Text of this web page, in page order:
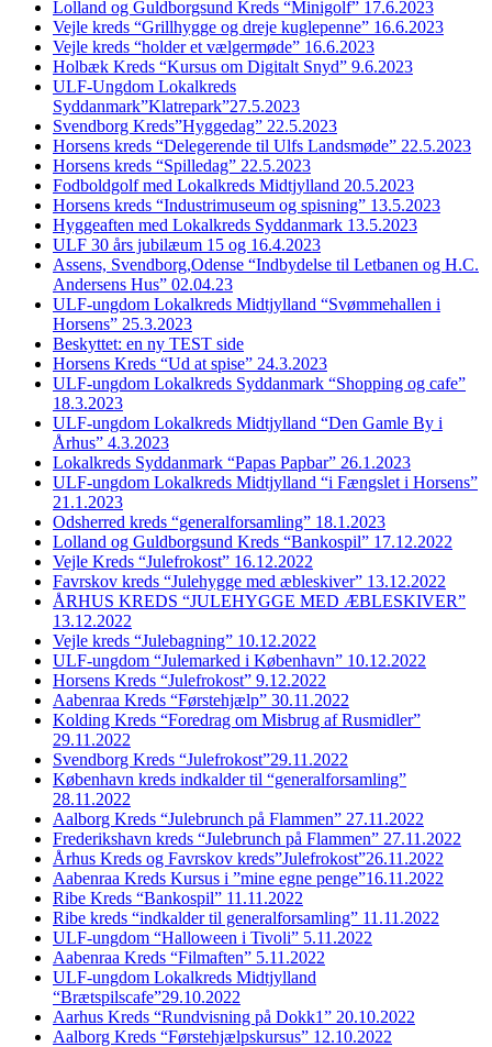
Lolland og Guldborgsund Kreds “Minigolf” 17.6.2023
Vejle kreds “Grillhygge og dreje kuglepenne” 16.6.2023
Vejle kreds “holder et vælgermøde” 16.6.2023
Holbæk Kreds “Kursus om Digitalt Snyd” 9.6.2023
ULF-Ungdom Lokalkreds
Syddanmark”Klatrepark”27.5.2023
Svendborg Kreds”Hyggedag” 22.5.2023
Horsens kreds “Delegerende til Ulfs Landsmøde” 22.5.2023
Horsens kreds “Spilledag” 22.5.2023
Fodboldgolf med Lokalkreds Midtjylland 20.5.2023
Horsens kreds “Industrimuseum og spisning” 13.5.2023
Hyggeaften med Lokalkreds Syddanmark 13.5.2023
ULF 30 års jubilæum 15 og 16.4.2023
Assens, Svendborg,Odense “Indbydelse til Letbanen og H.C.
Andersens Hus” 02.04.23
ULF-ungdom Lokalkreds Midtjylland “Svømmehallen i
Horsens” 25.3.2023
Beskyttet: en ny TEST side
Horsens Kreds “Ud at spise” 24.3.2023
ULF-ungdom Lokalkreds Syddanmark “Shopping og cafe”
18.3.2023
ULF-ungdom Lokalkreds Midtjylland “Den Gamle By i
Århus” 4.3.2023
Lokalkreds Syddanmark “Papas Papbar” 26.1.2023
ULF-ungdom Lokalkreds Midtjylland “i Fængslet i Horsens”
21.1.2023
Odsherred kreds “generalforsamling” 18.1.2023
Lolland og Guldborgsund Kreds “Bankospil” 17.12.2022
Vejle Kreds “Julefrokost” 16.12.2022
Favrskov kreds “Julehygge med æbleskiver” 13.12.2022
ÅRHUS KREDS “JULEHYGGE MED ÆBLESKIVER”
13.12.2022
Vejle kreds “Julebagning” 10.12.2022
ULF-ungdom “Julemarked i København” 10.12.2022
Horsens Kreds “Julefrokost” 9.12.2022
Aabenraa Kreds “Førstehjælp” 30.11.2022
Kolding Kreds “Foredrag om Misbrug af Rusmidler”
29.11.2022
Svendborg Kreds “Julefrokost”29.11.2022
København kreds indkalder til “generalforsamling”
28.11.2022
Aalborg Kreds “Julebrunch på Flammen” 27.11.2022
Frederikshavn kreds “Julebrunch på Flammen” 27.11.2022
Århus Kreds og Favrskov kreds”Julefrokost”26.11.2022
Aabenraa Kreds Kursus i ”mine egne penge”16.11.2022
Ribe Kreds “Bankospil” 11.11.2022
Ribe kreds “indkalder til generalforsamling” 11.11.2022
ULF-ungdom “Halloween i Tivoli” 5.11.2022
Aabenraa Kreds “Filmaften” 5.11.2022
ULF-ungdom Lokalkreds Midtjylland
“Brætspilscafe”29.10.2022
Aarhus Kreds “Rundvisning på Dokk1” 20.10.2022
Aalborg Kreds “Førstehjælpskursus” 12.10.2022